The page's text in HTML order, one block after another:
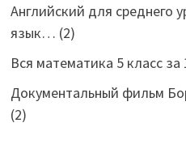
Английский для среднего
язык… (2)
Вся математика 5 класс за
Документальный фильм
(2)